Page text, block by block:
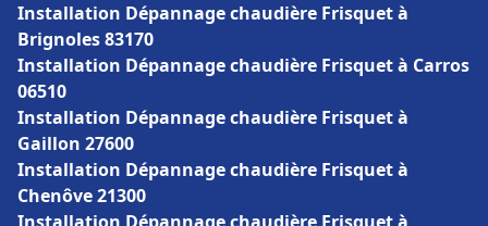
Installation Dépannage chaudière Frisquet à
Brignoles 83170
Installation Dépannage chaudière Frisquet à Carros
06510
Installation Dépannage chaudière Frisquet à
Gaillon 27600
Installation Dépannage chaudière Frisquet à
Chenôve 21300